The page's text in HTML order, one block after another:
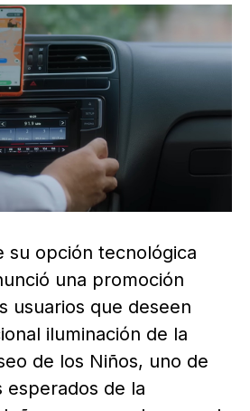
su opción tecnológica
una promoción
usuarios que deseen
iluminación de la
de los Niños, uno de
esperados de la